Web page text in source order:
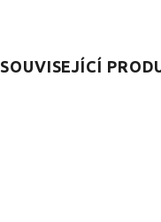
SOUVISEJÍCÍ